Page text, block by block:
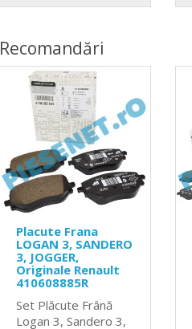
Recomandări
Placute Frana
LOGAN 3, SANDERO
3, JOGGER,
Originale Renault
410608885R
Set Plăcute Frână
Logan 3, Sandero 3,